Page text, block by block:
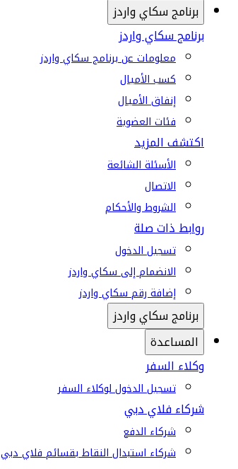
برنامج سكاي واردز
برنامج سكاي واردز
معلومات عن برنامج سكاي واردز
كسب الأميال
إنفاق الأميال
فئات العضوية
اكتشف المزيد
الأسئلة الشائعة
الاتصال
الشروط والأحكام
روابط ذات صلة
تسجيل الدخول
الانضمام إلى سكاي واردز
إضافة رقم سكاي واردز
برنامج سكاي واردز
المساعدة
وكلاء السفر
تسجيل الدخول لوكلاء السفر
شركاء فلاي دبي
شركاء الدفع
شركاء استبدال النقاط بقسائم فلاي دبي